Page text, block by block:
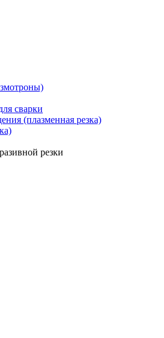
сварки
(плазменная резка)
резки